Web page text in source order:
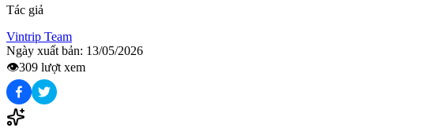
Tác giả
Vintrip Team
Ngày xuất bản: 13/05/2026
👁️309 lượt xem